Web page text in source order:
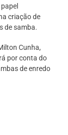
criação de
de samba.
Cunha,
por conta do
de enredo